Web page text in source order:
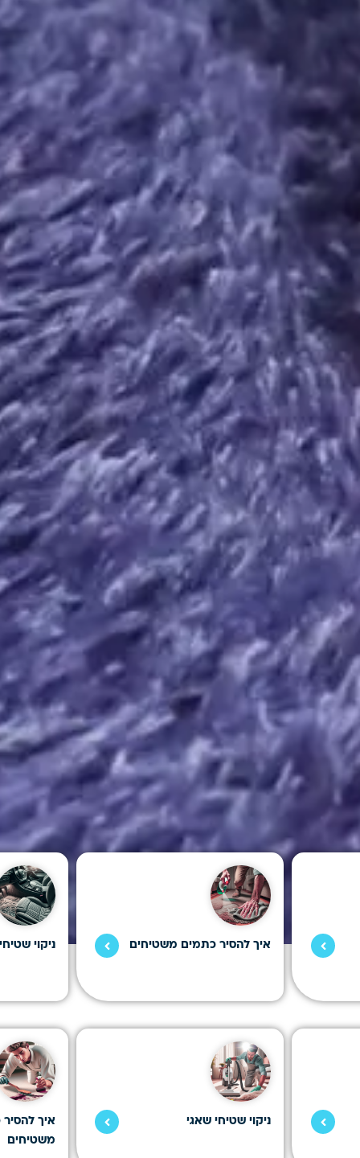
איך להסיר כתמים משטיחים ניקוי
ניקוי שטיחי שאגי
איך להסיר
משטיחים